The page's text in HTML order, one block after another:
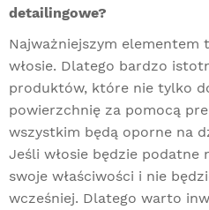
detailingowe?
Najważniejszym elementem
włosie. Dlatego bardzo
produktów, które nie tylko
powierzchnię za pomocą
wszystkim będą oporne na
Jeśli włosie będzie podatne
swoje właściwości i nie
wcześniej. Dlatego warto